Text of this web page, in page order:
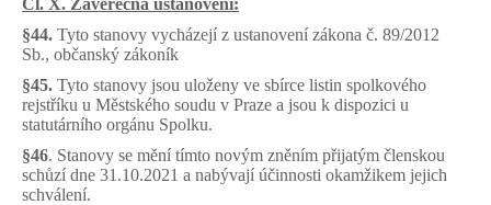
Čl. X. Závěrečná ustanovení:
§44. Tyto stanovy vycházejí z ustanovení zákona č. 89/2012
Sb., občanský zákoník
§45. Tyto stanovy jsou uloženy ve sbírce listin spolkového
rejstříku u Městského soudu v Praze a jsou k dispozici u
statutárního orgánu Spolku.
§46. Stanovy se mění tímto novým zněním přijatým členskou
schůzí dne 31.10.2021 a nabývají účinnosti okamžikem jejich
schválení.